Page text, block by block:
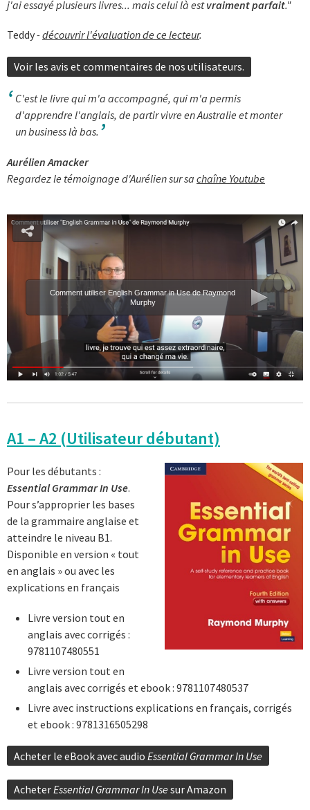
j'ai essayé plusieurs livres... mais celui là estvraiment parfait."
Teddy-découvrir l'évaluation de ce lecteur.
Voir les avis et commentaires de nos utilisateurs.
C'est le livre qui m'a accompagné, qui m'a permis
d'apprendre l'anglais, de partir vivre en Australie et monter
un business là bas.
Aurélien Amacker
Regardez le témoignage d'Aurélien sur sa chaîne Youtube
Comment utiliser English Grammar in Use de Raymond
Murphy
A1 – A2 (Utilisateur débutant)
Pour les débutants :
Essential Grammar In Use.
Pour s’approprier les bases
de la grammaire anglaise et
atteindre le niveau B1.
Disponible en version « tout
en anglais » ou avec les
explications en français
Livre version tout en
anglais avec corrigés :
9781107480551
Livre version tout en
anglais avec corrigés et ebook : 9781107480537
Livre avec instructions explications en français, corrigés
et ebook : 9781316505298
Acheter le eBook avec audio Essential Grammar In Use
AcheterEssential Grammar In Use sur Amazon